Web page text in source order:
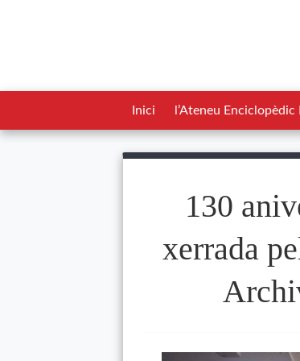
Inici l’Ateneu
130
xerrada